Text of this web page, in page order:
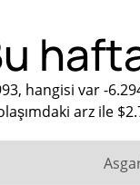
hangisi var -
arz ile